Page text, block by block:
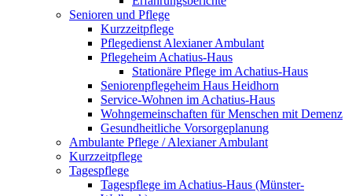
Senioren und Pflege
Kurzzeitpflege
Pflegedienst Alexianer Ambulant
Pflegeheim Achatius-Haus
Stationäre Pflege im Achatius-Haus
Seniorenpflegeheim Haus Heidhorn
Service-Wohnen im Achatius-Haus
Wohngemeinschaften für Menschen mit Demenz
Gesundheitliche Vorsorgeplanung
Ambulante Pflege / Alexianer Ambulant
Kurzzeitpflege
Tagespflege
Tagespflege im Achatius-Haus (Münster-